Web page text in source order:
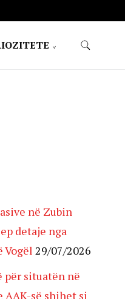
në Zubin
detaje nga
Vogël 29/07/2026
për situatën në
AAK-së shihet si